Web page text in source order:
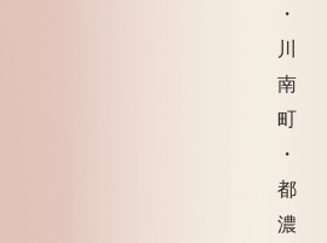
・
川
南
町
・
都
濃